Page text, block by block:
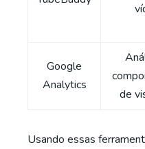
Google
Analytics
de
Usando essas